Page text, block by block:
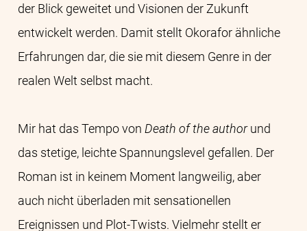
der Blick geweitet und Visionen der Zukunft
entwickelt werden. Damit stellt Okorafor ähnliche
Erfahrungen dar, die sie mit diesem Genre in der
realen Welt selbst macht.
Mir hat das Tempo vonDeath of the authorund
das stetige, leichte Spannungslevel gefallen. Der
Roman ist in keinem Moment langweilig, aber
auch nicht überladen mit sensationellen
Ereignissen und Plot-Twists. Vielmehr stellt er